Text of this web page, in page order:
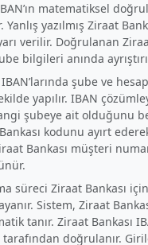
matematiksel
yazılmış Ziraat
verilir. Doğrulanan
bilgileri anında
şube ve
yapılır. IBAN
şubeye ait olduğunu
kodunu ayırt
Bankası müşteri
süreci Ziraat Bankası
Sistem, Ziraat
tanır. Ziraat Bankası
doğrulanır.